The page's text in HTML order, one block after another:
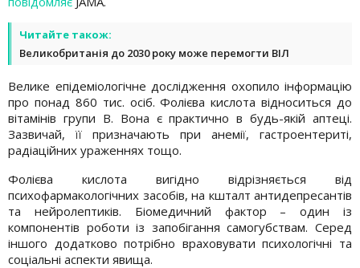
Читайте також:
Великобританія до 2030 року може перемогти ВІЛ
Велике епідеміологічне дослідження охопило інформацію
про понад 860 тис. осіб. Фолієва кислота відноситься до
вітамінів групи В. Вона є практично в будь-якій аптеці.
Зазвичай, її призначають при анемії, гастроентериті,
радіаційних ураженнях тощо.
Фолієва кислота вигідно відрізняється від
психофармакологічних засобів, на кшталт антидепресантів
та нейролептиків. Біомедичний фактор – один із
компонентів роботи із запобігання самогубствам. Серед
іншого додатково потрібно враховувати психологічні та
соціальні аспекти явища.